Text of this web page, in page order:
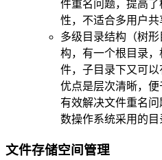
件重名问题，提高
性，不适合多用户共
多级目录结构（树
构，有一个根目录
件，子目录下又可以
优点是层次清晰，
有效解决文件重名
数操作系统采用的目
文件存储空间管理